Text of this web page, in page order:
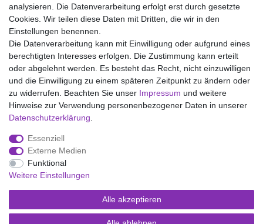
Wir liefern mit DHL (auch Samstags)
Kostenloser Versand
14 Tage Rückgaberecht
Impressum Daten­schutz­erklärung AGB
Widerrufs­recht
analysieren. Die Datenverarbeitung erfolgt erst durch gesetzte
Cookies. Wir teilen diese Daten mit Dritten, die wir in den
Einstellungen benennen.
Die Datenverarbeitung kann mit Einwilligung oder aufgrund eines
berechtigten Interesses erfolgen. Die Zustimmung kann erteilt
oder abgelehnt werden. Es besteht das Recht, nicht einzuwilligen
und die Einwilligung zu einem späteren Zeitpunkt zu ändern oder
zu widerrufen. Beachten Sie unser Impressum und weitere
Hinweise zur Verwendung personenbezogener Daten in unserer
Daten­schutz­erklärung
Essenziell
Externe Medien
Funktional
Weitere Einstellungen
Alle akzeptieren